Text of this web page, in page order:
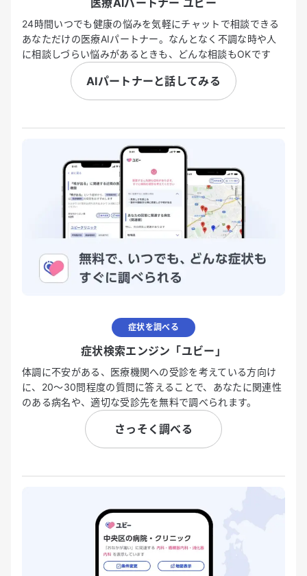
24時間いつでも健康の悩みを気軽にチャットで相談できる
あなただけの医療AIパートナー。なんとなく不調な時や人
に相談しづらい悩みがあるときも、どんな相談もOKです
AIパートナーと話してみる
症状を調べる
症状検索エンジン「ユビー」
体調に不安がある、医療機関への受診を考えている方向け
に、20〜30問程度の質問に答えることで、あなたに関連性
のある病名や、適切な受診先を無料で調べられます。
さっそく調べる